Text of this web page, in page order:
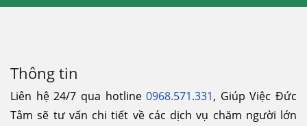
Thông tin
Liên hệ 24/7 qua hotline0968.571.331, Giúp Việc Đức
Tâm sẽ tư vấn chi tiết về các dịch vụ chăm người lớn